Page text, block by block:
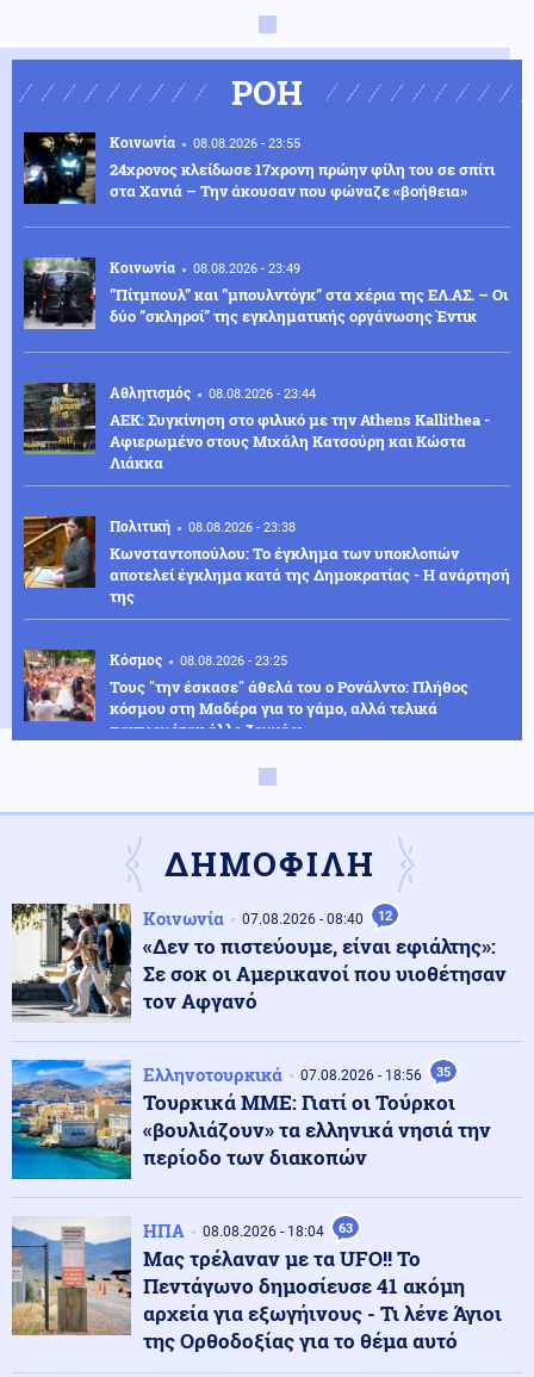
ΡΟΗ
Κοινωνία 08.08.2026 - 23:55
24χρονος κλείδωσε 17χρονη πρώην φίλη του σε σπίτι
στα Χανιά – Την άκουσαν που φώναζε «βοήθεια»
Κοινωνία 08.08.2026 - 23:49
”Πίτμπουλ” και ”μπουλντόγκ” στα χέρια της ΕΛ.ΑΣ. – Οι
δύο ”σκληροί” της εγκληματικής οργάνωσης Έντικ
Αθλητισμός 08.08.2026 - 23:44
ΑΕΚ: Συγκίνηση στο φιλικό με την Athens Kallithea -
Αφιερωμένο στους Μιχάλη Κατσούρη και Κώστα
Λιάκκα
Πολιτική 08.08.2026 - 23:38
Κωνσταντοπούλου: Το έγκλημα των υποκλοπών
αποτελεί έγκλημα κατά της Δημοκρατίας - Η ανάρτησή
της
Κόσμος 08.08.2026 - 23:25
Τους "την έσκασε" άθελά του ο Ρονάλντο: Πλήθος
κόσμου στη Μαδέρα για το γάμο, αλλά τελικά
παντρευόταν άλλο ζευγάρι
Συγκλονιστικό τροχαίο: Αυτοκίνητο συγκρούστηκε με
μηχανή αστυνομικών της ΔΙΑΣ στο Λαγονήσι
Ένοπλες Συρράξεις 08.08.2026 - 23:06
Καταγγελία για νυχτερινή είσοδο ισραηλινών
στρατευμάτων σε χωριό του Λιβάνου - Τι απαντά το
Ισραήλ
Ανάλυση: Η Ελληνική αντίδραση μετά την τριμερή
συμφωνία Τουρκίας-Πακιστάν-Σ. Αραβίας στη Μέκκα
Κόσμος
Η Τουρκία ζητά "μορατόριουμ" Ρωσίας - Ουκρανίας
στις επιθέσεις κατά εμπορικών πλοίων στη Μαύρη
Θάλασσα
Κόσμος 08.08.2026 - 22:41
Η Βουλγαρία κατηγορεί το Κίεβο για την πτώση drone -
«Μη εσκεμμένο συμβάν» απαντούν οι Ουκρανοί
ΔΗΜΟΦΙΛΗ
Κοινωνία 07.08.2026 - 08:40 12
«Δεν το πιστεύουμε, είναι εφιάλτης»:
Σε σοκ οι Αμερικανοί που υιοθέτησαν
τον Αφγανό
Ελληνοτουρκικά 07.08.2026 - 18:56 35
Τουρκικά ΜΜΕ: Γιατί οι Τούρκοι
«βουλιάζουν» τα ελληνικά νησιά την
περίοδο των διακοπών
ΗΠΑ 08.08.2026 - 18:04 63
Μας τρέλαναν με τα UFO!! Το
Πεντάγωνο δημοσίευσε 41 ακόμη
αρχεία για εξωγήινους - Τι λένε Άγιοι
της Ορθοδοξίας για το θέμα αυτό